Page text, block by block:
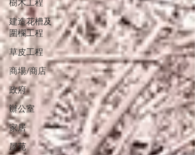
樹木工程
建造花槽及
圍欄工程
草皮工程
商場/商店
政府
辦公室
家居
屋苑